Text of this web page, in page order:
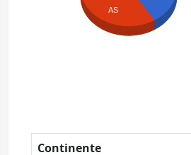
AS
Continente